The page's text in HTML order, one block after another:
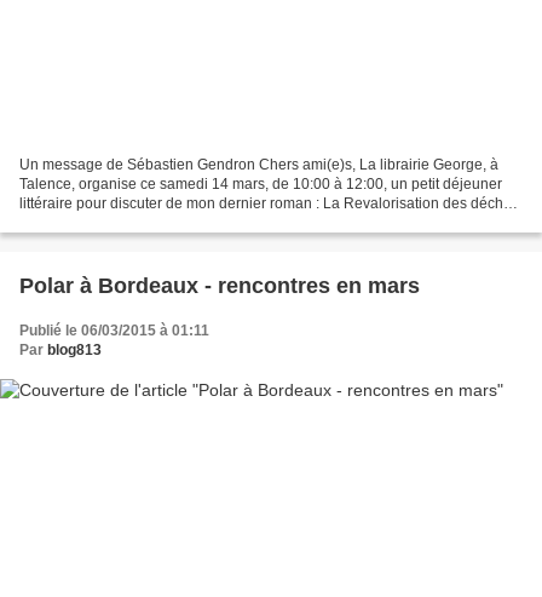
Un message de Sébastien Gendron Chers ami(e)s, La librairie George, à
Talence, organise ce samedi 14 mars, de 10:00 à 12:00, un petit déjeuner
littéraire pour discuter de mon dernier roman : La Revalorisation des déchets
Polar à Bordeaux - rencontres en mars
Publié le 06/03/2015 à 01:11
Par blog813